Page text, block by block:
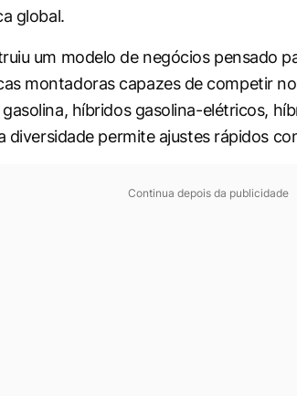
global.
um modelo de negócios pensado
montadoras capazes de competir
híbridos gasolina-elétricos,
diversidade permite ajustes rápidos
Continua depois da publicidade